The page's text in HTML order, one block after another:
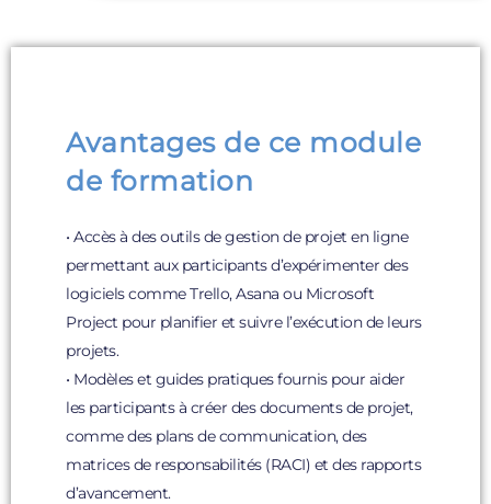
Avantages de ce module
de formation
• Accès à des outils de gestion de projet en ligne
permettant aux participants d’expérimenter des
logiciels comme Trello, Asana ou Microsoft
Project pour planifier et suivre l’exécution de leurs
projets.
• Modèles et guides pratiques fournis pour aider
les participants à créer des documents de projet,
comme des plans de communication, des
matrices de responsabilités (RACI) et des rapports
d’avancement.